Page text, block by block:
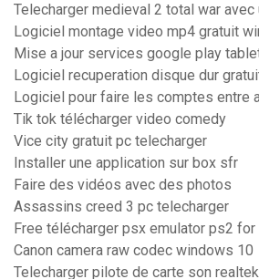
Telecharger medieval 2 total war avec
Logiciel montage video mp4 gratuit
Mise a jour services google play
Logiciel recuperation disque dur
Logiciel pour faire les comptes entre
Tik tok télécharger video comedy
Vice city gratuit pc telecharger
Installer une application sur box sfr
Faire des vidéos avec des photos
Assassins creed 3 pc telecharger
Free télécharger psx emulator ps2 for
Canon camera raw codec windows 10
Telecharger pilote de carte son realtek